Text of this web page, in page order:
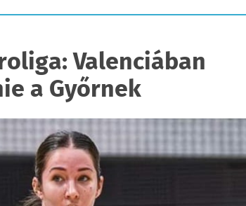
Valenciában
a Győrnek